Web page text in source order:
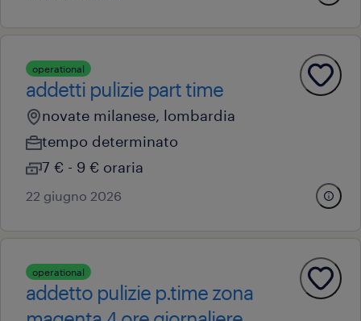
operational
addetti pulizie part time
novate milanese, lombardia
tempo determinato
7 € - 9 € oraria
22 giugno 2026
operational
addetto pulizie p.time zona